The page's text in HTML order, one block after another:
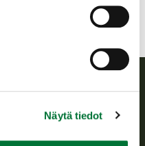
Näytä tiedot
riistataloutta, tukee